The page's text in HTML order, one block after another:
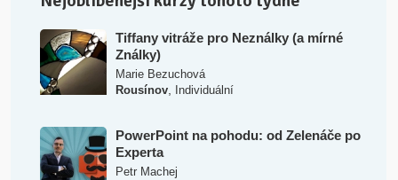
Tiffany vitráže pro Neználky (a mírné
Ználky)
Marie Bezuchová
Rousínov, Individuální
PowerPoint na pohodu: od Zelenáče po
Experta
Petr Machej